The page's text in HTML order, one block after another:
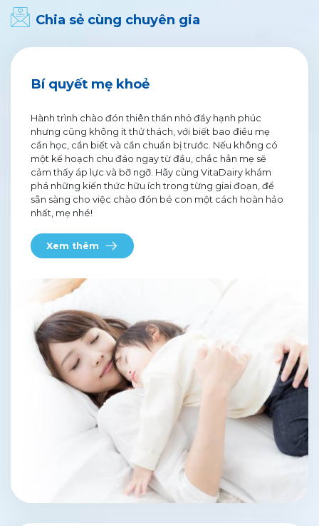
Chia sẻ cùng chuyên gia
Bí quyết mẹ khoẻ
Hành trình chào đón thiên thần nhỏ đầy hạnh phúc
nhưng cũng không ít thử thách, với biết bao điều mẹ
cần học, cần biết và cần chuẩn bị trước. Nếu không có
một kế hoạch chu đáo ngay từ đầu, chắc hẳn mẹ sẽ
cảm thấy áp lực và bỡ ngỡ. Hãy cùng VitaDairy khám
phá những kiến thức hữu ích trong từng giai đoạn, để
sẵn sàng cho việc chào đón bé con một cách hoàn hảo
nhất, mẹ nhé!
Xem thêm